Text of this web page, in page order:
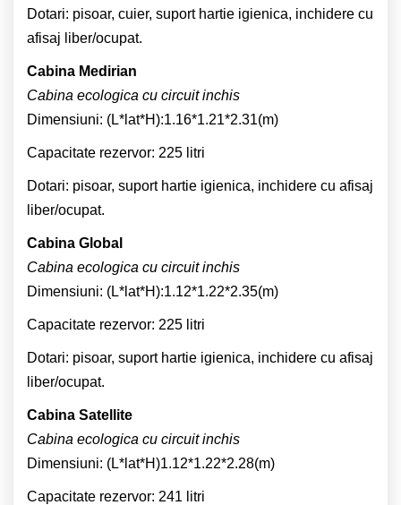
Dotari: pisoar, cuier, suport hartie igienica, inchidere cu
afisaj liber/ocupat.
Cabina Medirian
Cabina ecologica cu circuit inchis
Dimensiuni: (L*lat*H):1.16*1.21*2.31(m)
Capacitate rezervor: 225 litri
Dotari: pisoar, suport hartie igienica, inchidere cu afisaj
liber/ocupat.
Cabina Global
Cabina ecologica cu circuit inchis
Dimensiuni: (L*lat*H):1.12*1.22*2.35(m)
Capacitate rezervor: 225 litri
Dotari: pisoar, suport hartie igienica, inchidere cu afisaj
liber/ocupat.
Cabina Satellite
Cabina ecologica cu circuit inchis
Dimensiuni: (L*lat*H)1.12*1.22*2.28(m)
Capacitate rezervor: 241 litri